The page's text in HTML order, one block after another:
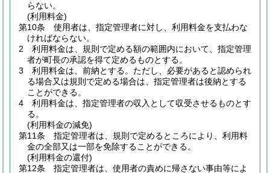
らない。
(利用料金)
第10条
使用者は、指定管理者に対し、利用料金を支払わな
ければならない。
2
利用料金は、規則で定める額の範囲内において、指定管理
者が町長の承認を得て定めるものとする。
3
利用料金は、前納とする。 ただし、必要があると認められ
る場合又は規則で定める場合は、指定管理者は後納とする
ことができる。
4
利用料金は、指定管理者の収入として収受させるものとす
る。
(利用料金の減免)
第11条
指定管理者は、規則で定めるところにより、利用料
金の全部又は一部を免除することができる。
(利用料金の還付)
第12条
指定管理者は、使用者の責めに帰さない事由等によ